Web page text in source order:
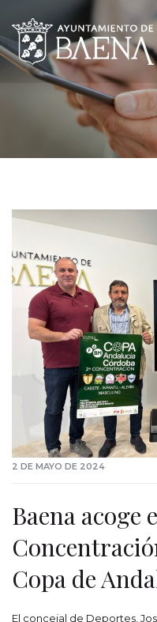
2 DE MAYO DE 2024
Baena acoge
Copa de
El concejal de Deportes,